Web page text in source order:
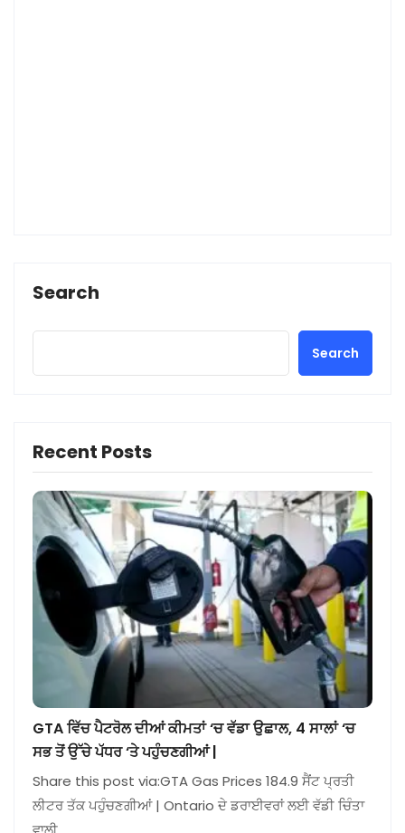
Search
Search
Recent Posts
GTA ਵਿੱਚ ਪੈਟਰੋਲ ਦੀਆਂ ਕੀਮਤਾਂ ‘ਚ ਵੱਡਾ ਉਛਾਲ, 4 ਸਾਲਾਂ ‘ਚ
ਸਭ ਤੋਂ ਉੱਚੇ ਪੱਧਰ ‘ਤੇ ਪਹੁੰਚਣਗੀਆਂ |
Share this post via:GTA Gas Prices 184.9 ਸੈਂਟ ਪ੍ਰਤੀ
ਲੀਟਰ ਤੱਕ ਪਹੁੰਚਣਗੀਆਂ | Ontario ਦੇ ਡਰਾਈਵਰਾਂ ਲਈ ਵੱਡੀ ਚਿੰਤਾ